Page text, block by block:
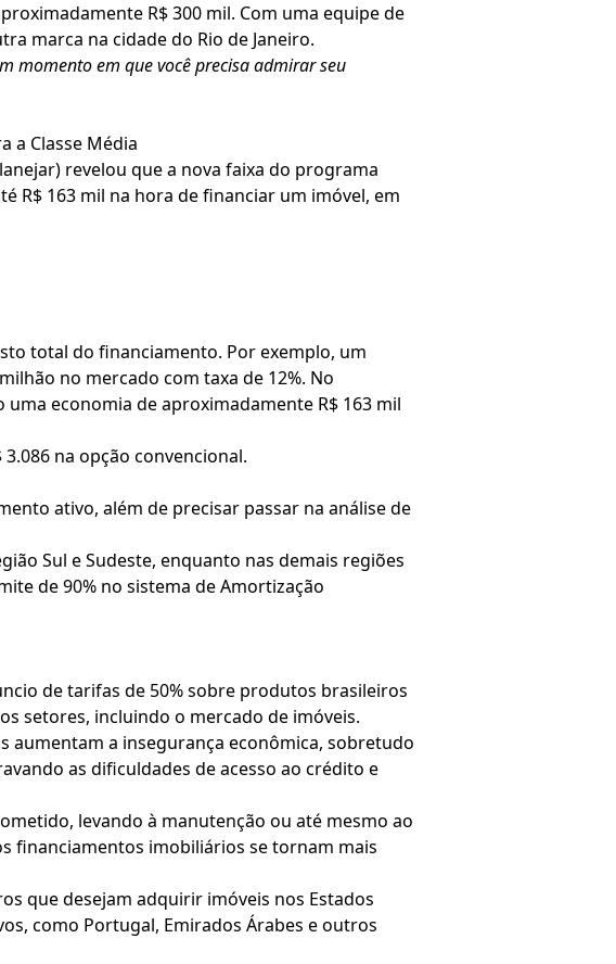
R$ 300 mil. Com uma equipe de
marca na cidade do Rio de Janeiro.
momento em que você precisa admirar seu
a Classe Média
revelou que a nova faixa do programa
R$ 163 mil na hora de financiar um imóvel, em
total do financiamento. Por exemplo, um
no mercado com taxa de 12%. No
economia de aproximadamente R$ 163 mil
na opção convencional.
ativo, além de precisar passar na análise de
Sul e Sudeste, enquanto nas demais regiões
de 90% no sistema de Amortização
de tarifas de 50% sobre produtos brasileiros
setores, incluindo o mercado de imóveis.
aumentam a insegurança econômica, sobretudo
as dificuldades de acesso ao crédito e
levando à manutenção ou até mesmo ao
financiamentos imobiliários se tornam mais
que desejam adquirir imóveis nos Estados
como Portugal, Emirados Árabes e outros